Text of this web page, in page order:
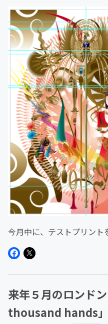
今月中に、テストプリント
来年５月のロンド
thousand hands」